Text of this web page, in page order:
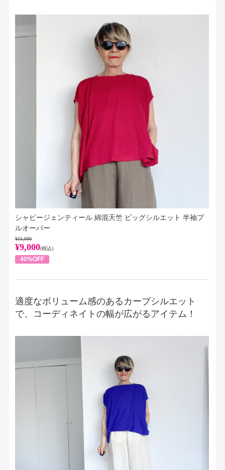
シャビージェンティール 綿混天竺 ビッグシルエット 半袖プ
ルオーバー
¥15,000
¥9,000(税込)
40%OFF
適度なボリューム感のあるカーブシルエット
で、コーディネイトの幅が広がるアイテム！